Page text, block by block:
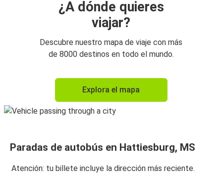
¿A dónde quieres
viajar?
Descubre nuestro mapa de viaje con más
de 8000 destinos en todo el mundo.
Explora el mapa
Paradas de autobús en Hattiesburg, MS
Atención: tu billete incluye la dirección más reciente.